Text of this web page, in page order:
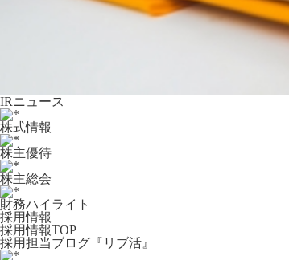
IRニュース
株式情報
株主優待
株主総会
財務ハイライト
採用情報
採用情報TOP
採用担当ブログ『リブ活』